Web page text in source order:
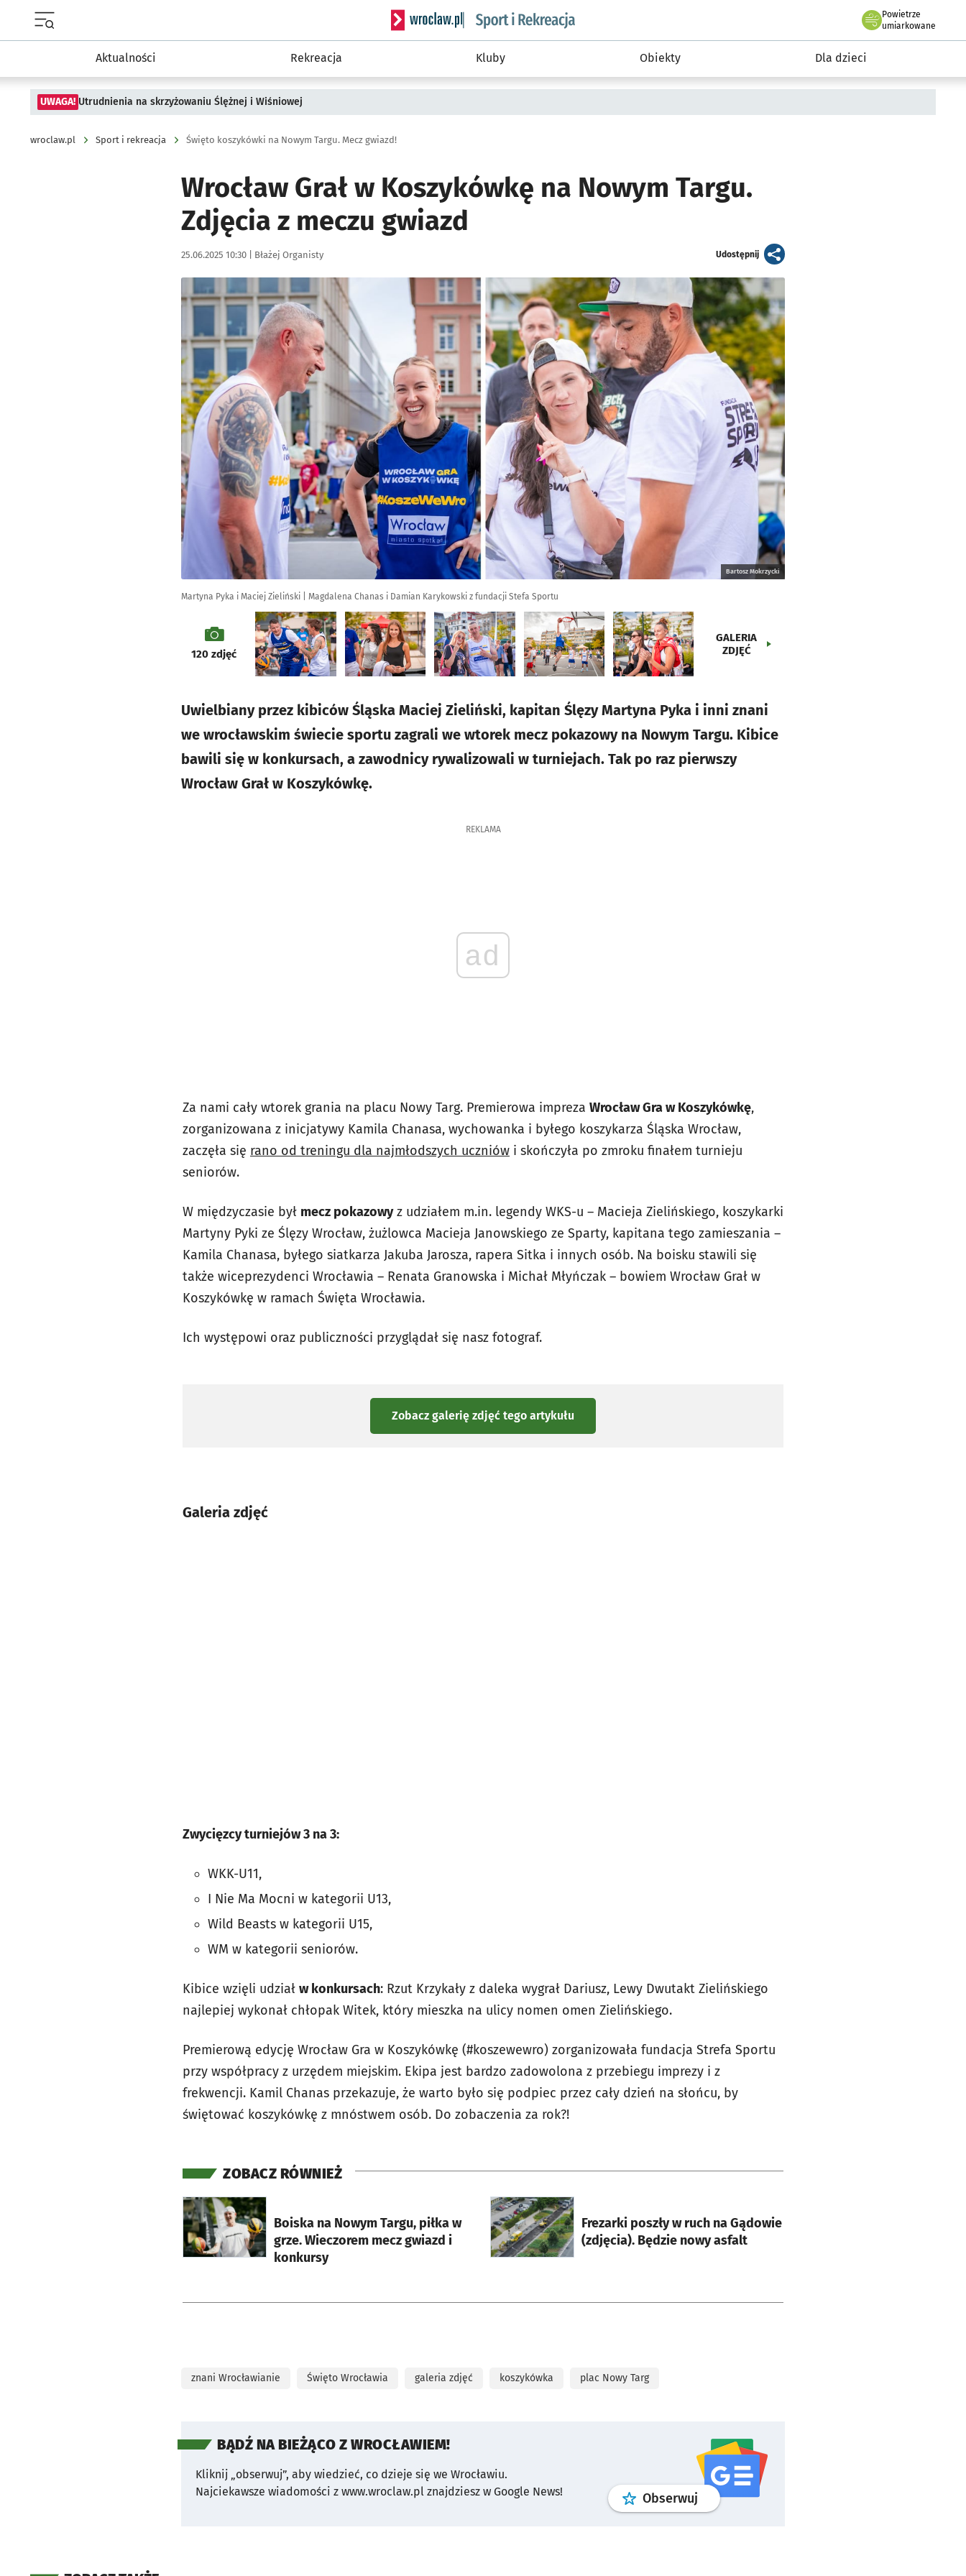
Serwis informacyjny wroclaw.pl podserwis: Sport i rekreacja
Powietrze
we Wrocławiu
umiarkowane
Aktualności Rekreacja Kluby Obiekty Dla dzieci
UWAGA! Utrudnienia na skrzyżowaniu Ślężnej i Wiśniowej
wroclaw.pl Sport i rekreacja Święto koszykówki na Nowym Targu. Mecz gwiazd!
Wrocław Grał w Koszykówkę na Nowym Targu.
Zdjęcia z meczu gwiazd
Data publikacji:
25.06.2025 10:30 | Autor:
Błażej Organisty Udostępnijartykuł
Bartosz Mokrzycki
Martyna Pyka i Maciej Zieliński | Magdalena Chanas i Damian Karykowski z fundacji Stefa Sportu
galeria
120 zdjęć
GALERIA
ZDJĘĆ
Uwielbiany przez kibiców Śląska Maciej Zieliński, kapitan Ślęzy Martyna Pyka i inni znani
we wrocławskim świecie sportu zagrali we wtorek mecz pokazowy na Nowym Targu. Kibice
bawili się w konkursach, a zawodnicy rywalizowali w turniejach. Tak po raz pierwszy
Wrocław Grał w Koszykówkę.
REKLAMA
ad
Za nami cały wtorek grania na placu Nowy Targ. Premierowa impreza Wrocław Gra w Koszykówkę,
zorganizowana z inicjatywy Kamila Chanasa, wychowanka i byłego koszykarza Śląska Wrocław,
zaczęła się rano od treningu dla najmłodszych uczniów i skończyła po zmroku finałem turnieju
seniorów.
W międzyczasie był mecz pokazowyz udziałem m.in. legendy WKS-u – Macieja Zielińskiego, koszykarki
Martyny Pyki ze Ślęzy Wrocław, żużlowca Macieja Janowskiego ze Sparty, kapitana tego zamieszania –
Kamila Chanasa, byłego siatkarza Jakuba Jarosza, rapera Sitka i innych osób. Na boisku stawili się
także wiceprezydenci Wrocławia – Renata Granowska i Michał Młyńczak – bowiem Wrocław Grał w
Koszykówkę w ramach Święta Wrocławia.
Ich występowi oraz publiczności przyglądał się nasz fotograf.
Zobacz galerię zdjęć tego artykułu
Galeria zdjęć
Zwycięzcy turniejów 3 na 3:
WKK-U11,
I Nie Ma Mocni w kategorii U13,
Wild Beasts w kategorii U15,
WM w kategorii seniorów.
Kibice wzięli udział w konkursach: Rzut Krzykały z daleka wygrał Dariusz, Lewy Dwutakt Zielińskiego
najlepiej wykonał chłopak Witek, który mieszka na ulicy nomen omen Zielińskiego.
Premierową edycję Wrocław Gra w Koszykówkę (#koszewewro) zorganizowała fundacja Strefa Sportu
przy współpracy z urzędem miejskim. Ekipa jest bardzo zadowolona z przebiegu imprezy i z
frekwencji. Kamil Chanas przekazuje, że warto było się podpiec przez cały dzień na słońcu, by
świętować koszykówkę z mnóstwem osób. Do zobaczenia za rok?!
ZOBACZ RÓWNIEŻ
Boiska na Nowym Targu, piłka w
grze. Wieczorem mecz gwiazd i
konkursy
otworzy się w nowej karcie
Frezarki poszły w ruch na Gądowie
(zdjęcia). Będzie nowy asfalt
otworzy się w nowej karcie
znani Wrocławianie Święto Wrocławia galeria zdjęć koszykówka plac Nowy Targ
BĄDŹ NA BIEŻĄCO Z WROCŁAWIEM!
Kliknij „obserwuj”, aby wiedzieć, co dzieje się we Wrocławiu.
Najciekawsze wiadomości z www.wroclaw.pl znajdziesz w Google News!
Obserwuj profilgoogle news